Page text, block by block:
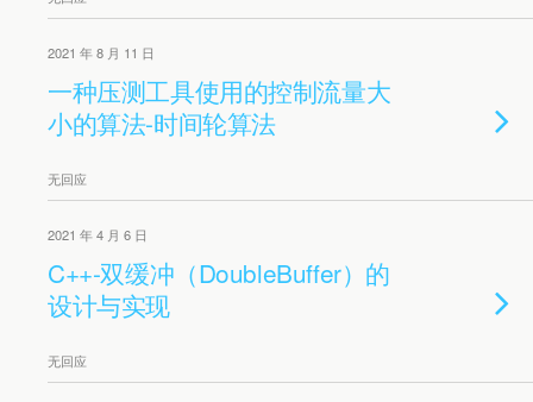
2021 年 8 月 11 日
一种压测工具使用的控制流量大
小的算法-时间轮算法
无回应
2021 年 4 月 6 日
C++-双缓冲（DoubleBuffer）的
设计与实现
无回应